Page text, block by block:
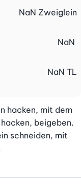
NaN Zweiglein
NaN
NaN TL
hacken, mit dem
beigeben.
schneiden, mit